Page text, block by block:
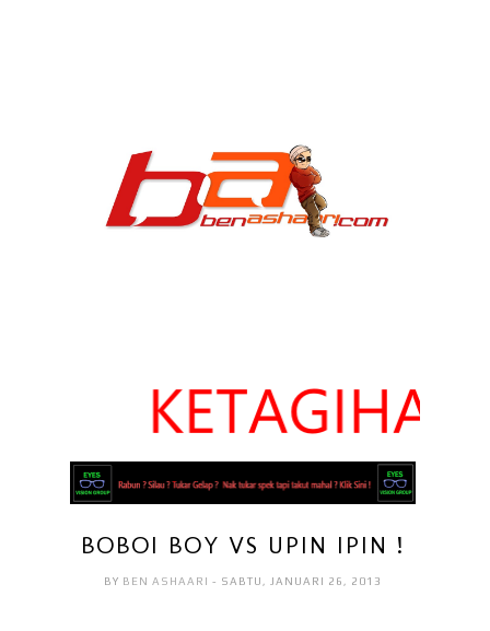
BOBOI BOY VS UPIN IPIN !
BY BEN ASHAARI- SABTU, JANUARI 26, 2013